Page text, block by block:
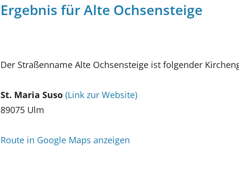
Ergebnis für Alte Ochsensteige
Der Straßenname Alte Ochsensteige ist folgender
St. Maria Suso (Link zur Website)
89075 Ulm
Route in Google Maps anzeigen